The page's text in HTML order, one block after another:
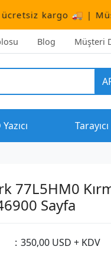
🚚 | Müşteri
Blog Müşteri
Tarayıcı
77L5HM0
Sayfa
: 350,00 USD + KDV